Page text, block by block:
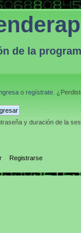
de la
o regístrate .
y duración de la
Registrarse